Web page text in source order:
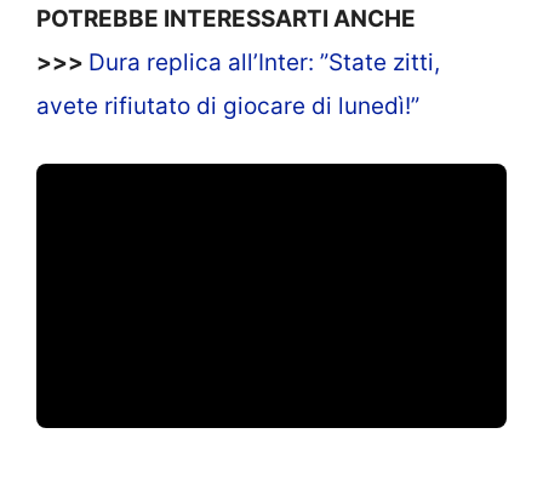
POTREBBE INTERESSARTI ANCHE
>>> Dura replica all’Inter: ”State zitti,
avete rifiutato di giocare di lunedì!”